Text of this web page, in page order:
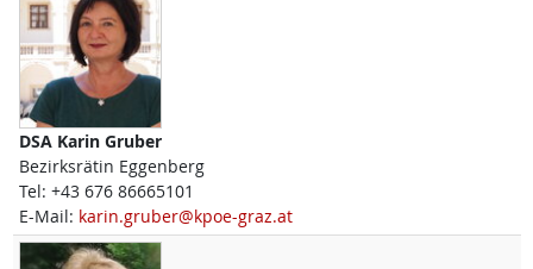
DSA Karin Gruber
Bezirksrätin Eggenberg
Tel: +43 676 86665101
E-Mail: karin.gruber@kpoe-graz.at